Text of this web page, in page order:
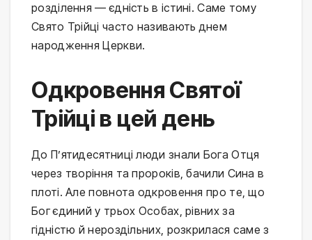
розділення — єдність в істині. Саме тому
Свято Трійці часто називають днем
народження Церкви.
Одкровення Святої
Трійці в цей день
До П’ятидесятниці люди знали Бога Отця
через творіння та пророків, бачили Сина в
плоті. Але повнота одкровення про те, що
Бог єдиний у трьох Особах, рівних за
гідністю й нероздільних, розкрилася саме з